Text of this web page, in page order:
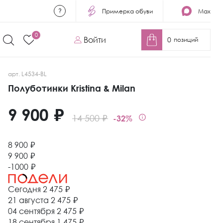
Примерка обуви Max
0
Войти 0 позиций
арт. L4534-BL
Полуботинки Kristina & Milan
14 500 ₽ -32%
9 900 ₽
8 900 ₽
9 900 ₽
-1000 ₽
Сегодня 2 475 ₽
21 августа 2 475 ₽
04 сентября 2 475 ₽